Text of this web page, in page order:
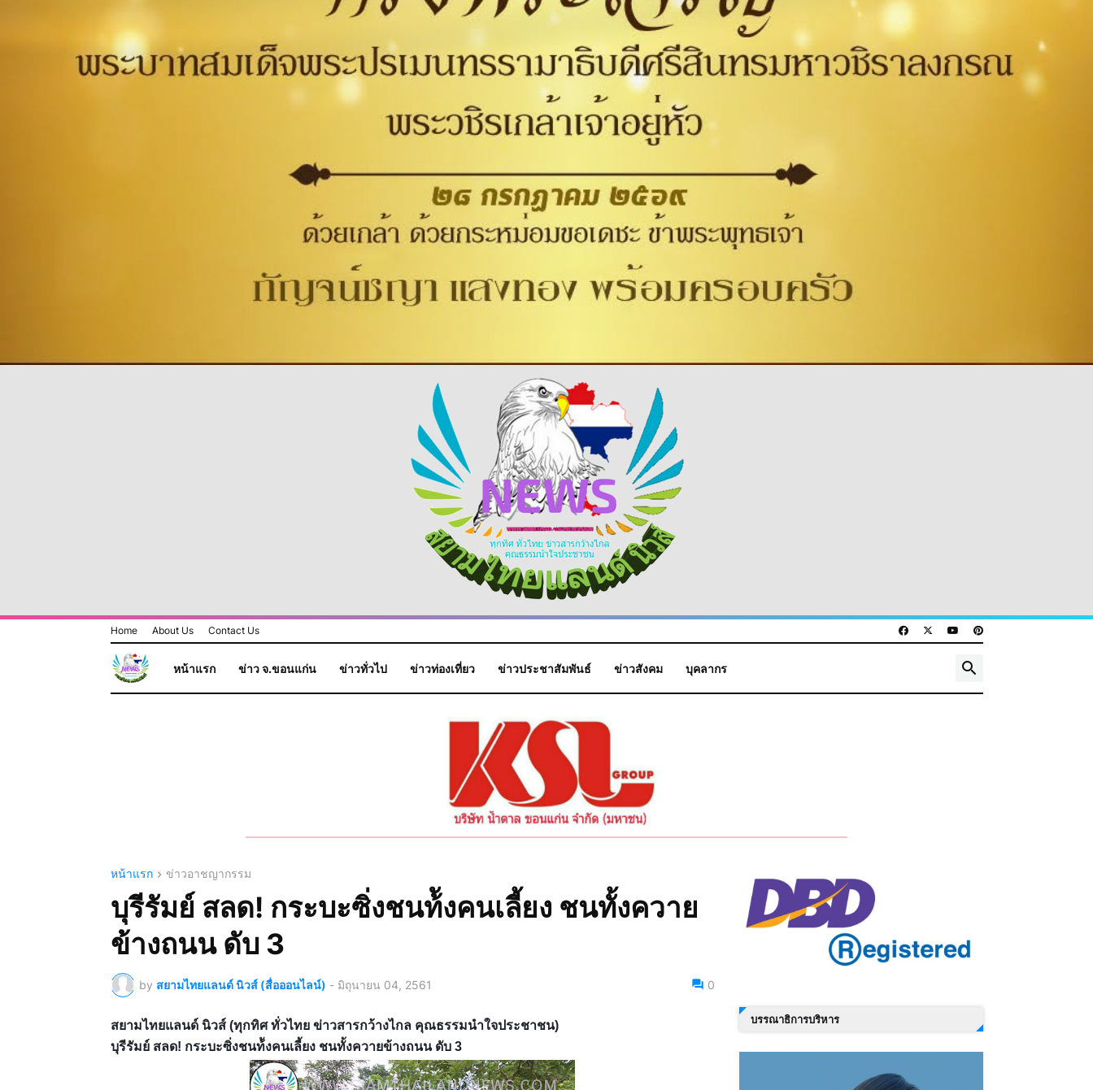
Home About Us Contact Us
หน้าแรก ข่าว จ.ขอนแก่น ข่าวทั่วไป ข่าวท่องเที่ยว ข่าวประชาสัมพันธ์ ข่าวสังคม บุคลากร
หน้าแรก ข่าวอาชญากรรม
บุรีรัมย์ สลด! กระบะซิ่งชนท้ังคนเลี้ยง ชนทั้งควาย
ข้างถนน ดับ 3
by สยามไทยแลนด์ นิวส์ (สื่อออนไลน์) - มิถุนายน 04, 2561 0
สยามไทยแลนด์ นิวส์ (ทุกทิศ ทั่วไทย ข่าวสารกว้างไกล คุณธรรมนำใจประชาชน)
บุรีรัมย์ สลด! กระบะซิ่งชนท้ังคนเลี้ยง ชนทั้งควายข้างถนน ดับ 3
บรรณาธิการบริหาร